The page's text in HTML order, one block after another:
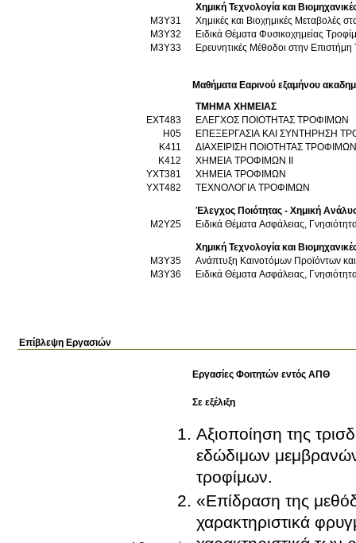
Χημική Τεχνολογία και
Μ3Υ31
Χημικές και Βιοχημικές Μεταβολές
Μ3Υ32
Ειδικά Θέματα Φυσικοχημείας
Μ3Υ33
Ερευνητικές Μέθοδοι στην
Μαθήματα Εαρινού εξαμήνου
ΤΜΗΜΑ ΧΗΜΕΙΑΣ
ΕΧΤ483
ΕΛΕΓΧΟΣ ΠΟΙΟΤΗΤΑΣ ΤΡΟΦΙΜΩΝ
Η05
ΕΠΕΞΕΡΓΑΣΙΑ ΚΑΙ ΣΥΝΤΗΡΗΣΗ
Κ411
ΔΙΑΧΕΙΡΙΣΗ ΠΟΙΟΤΗΤΑΣ ΤΡΟΦΙΜΩΝ
Κ412
ΧΗΜΕΙΑ ΤΡΟΦΙΜΩΝ ΙΙ
ΥΧΤ381
ΧΗΜΕΙΑ ΤΡΟΦΙΜΩΝ
ΥΧΤ482
ΤΕΧΝΟΛΟΓΙΑ ΤΡΟΦΙΜΩΝ
Έλεγχος Ποιότητας - Χημική
Μ2Υ25
Ειδικά Θέματα Ασφάλειας,
Χημική Τεχνολογία και
Μ3Υ35
Ανάπτυξη Καινοτόμων Προϊόντων
Μ3Υ36
Ειδικά Θέματα Ασφάλειας,
Επίβλεψη Εργασιών
Εργασίες Φοιτητών εντός ΑΠΘ
Σε εξέλιξη
Αξιοποίηση της
εδώδιμων
τροφίμων.
«Επίδραση της
χαρακτηριστικά